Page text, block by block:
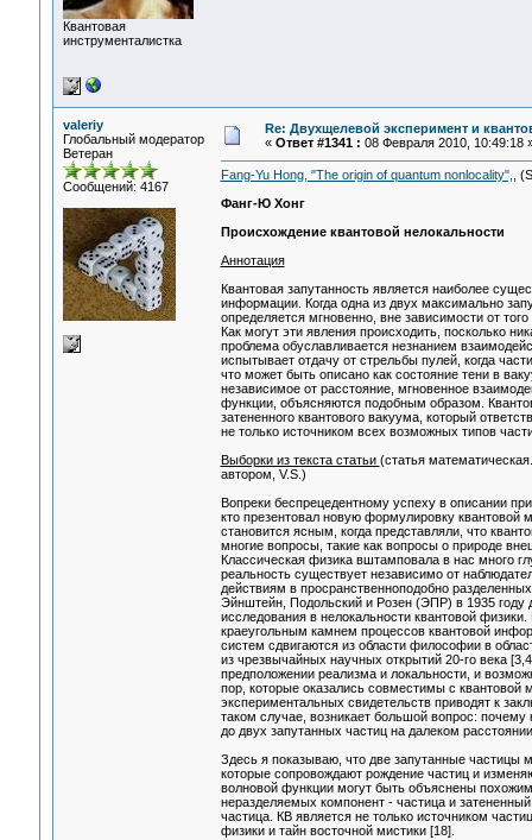
Квантовая
инструменталистка
valeriy
Глобальный модератор
Ветеран
Сообщений: 4167
Re: Двухщелевой эксперимент и
« Ответ #1341 : 08 Февраля 2010, 10:49:18
Fang-Yu Hong, "The origin of quantum nonlocality",
,
Фанг-Ю Хонг
Происхождение квантовой нелокальности
Аннотация
Квантовая запутанность является наиболее
информации. Когда одна из двух максимально
определяется мгновенно, вне зависимости от
Как могут эти явления происходить, посколько
проблема обуславливается незнанием
испытывает отдачу от стрельбы пулей, когда
что может быть описано как состояние тени в
независимое от расстояние, мгновенное
функции, объясняются подобным образом.
затененного квантового вакуума, который
не только источником всех возможных типов
Выборки из текста статьи (статья
автором, V.S.)
Вопреки беспрецедентному успеху в описании
кто презентовал новую формулировку квантовой
становится ясным, когда представляли, что
многие вопросы, такие как вопросы о природе
Классическая физика вштамповала в нас много
реальность существует независимо от
действиям в просранственноподобно
Эйнштейн, Подольский и Розен (ЭПР) в 1935
исследования в нелокальности квантовой
краеугольным камнем процессов квантовой
систем сдвигаются из области философии в
из чрезвычайных научных открытий 20-го века
предположении реализма и локальности, и
пор, которые оказались совместимы с
экспериментальных свидетельств приводят к
таком случае, возникает большой вопрос:
до двух запутанных частиц на далеком
Здесь я показываю, что две запутанные частицы
которые сопровождают рождение частиц и
волновой функции могут быть объяснены
неразделяемых компонент - частица и
частица. КВ является не только источником
физики и тайн восточной мистики [18].